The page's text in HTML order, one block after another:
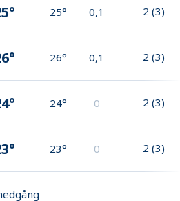
25° 0,1 2 (3)
26° 0,1 2 (3)
24° 0 2 (3)
23° 0 2 (3)